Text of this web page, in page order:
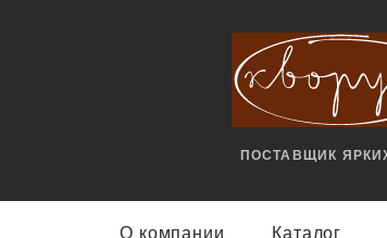
ПОСТАВЩИК
О компании Каталог